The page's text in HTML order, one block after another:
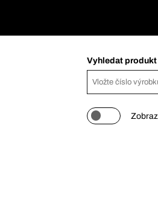
Vyhledat produkt